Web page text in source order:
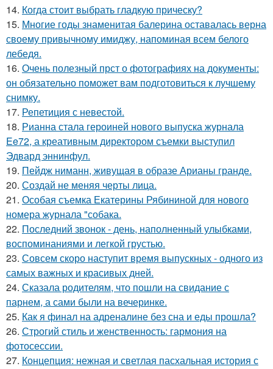
14. Когда стоит выбрать гладкую прическу?
15. Многие годы знаменитая балерина оставалась верна
своему привычному имиджу, напоминая всем белого
лебедя.
16. Очень полезный прст о фотографиях на документы:
он обязательно поможет вам подготовиться к лучшему
снимку.
17. Репетиция с невестой.
18. Рианна стала героиней нового выпуска журнала
Ee72, а креативным директором съемки выступил
Эдвард эннинфул.
19. Пейдж ниманн, живущая в образе Арианы гранде.
20. Создай не меняя черты лица.
21. Особая съемка Екатерины Рябининой для нового
номера журнала "собака.
22. Последний звонок - день, наполненный улыбками,
воспоминаниями и легкой грустью.
23. Совсем скоро наступит время выпускных - одного из
самых важных и красивых дней.
24. Сказала родителям, что пошли на свидание с
парнем, а сами были на вечеринке.
25. Как я финал на адреналине без сна и еды прошла?
26. Строгий стиль и женственность: гармония на
фотосессии.
27. Концепция: нежная и светлая пасхальная история с